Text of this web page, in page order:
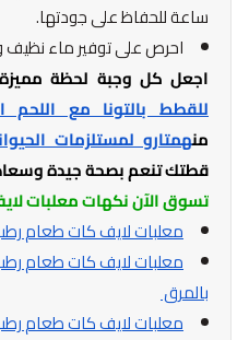
ساعة للحفاظ على جودتها.
احرص على توفير ماء نظيف
اجعل كل وجبة لحظة
للقطط بالتونا مع اللحم
منهمتارو لمستلزمات
قطتك تنعم بصحة جيدة
تسوق الآن نكهات معلبات
معلبات لايف كات طعام
معلبات لايف كات طعام
بالمرق
معلبات لايف كات طعام